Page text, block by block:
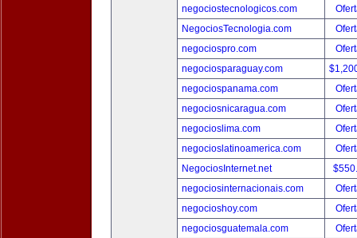
negociostecnologicos.com
NegociosTecnologia.com
negociospro.com
negociosparaguay.com
negociospanama.com
negociosnicaragua.com
negocioslima.com
negocioslatinoamerica.com
NegociosInternet.net
negociosinternacionais.com
negocioshoy.com
negociosguatemala.com